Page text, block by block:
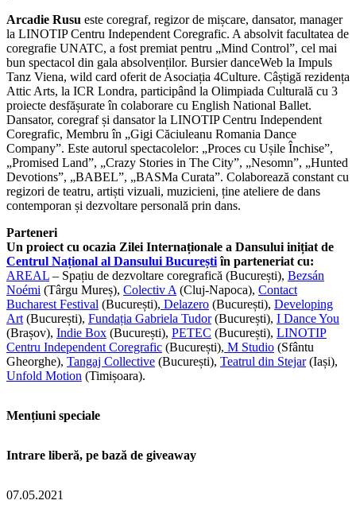
Arcadie Rusu este coregraf, regizor de mișcare, dansator, manager
la LINOTIP Centru Independent Coregrafic. A absolvit facultatea de
coregrafie UNATC, a fost premiat pentru „Mind Control”, cel mai
bun spectacol din gala absolvenților. Bursier danceWeb la Impuls
Tanz Viena, wild card oferit de Asociația 4Culture. Câștigă rezidența
Attic Arts, la ICR Londra, participând la Olimpiada Culturală cu 3
proiecte desfășurate în colaborare cu English National Ballet.
Dansator, coregraf și dansator la LINOTIP Centru Independent
Coregrafic, Membru în „Gigi Căciuleanu Romania Dance
Company”. Este autorul spectacolelor: „Proces cu Ușile Închise”,
„Promised Land”, „Crazy Stories in The City”, „Nesomn”, „Hunted
Devotions”, „BABEL”, „BASMa Curata”. Colaborează constant cu
regizori de teatru, artiști vizuali, muzicieni, ține ateliere de dans
contemporan și dezvoltare personală prin dans.
Parteneri
Un proiect cu ocazia Zilei Internaționale a Dansului inițiat de
Centrul Național al Dansului Bucureștiîn parteneriat cu:
AREAL – Spațiu de dezvoltare coregrafică (București), Bezsán
Noémi (Târgu Mureș), Colectiv A (Cluj-Napoca), Contact
Bucharest Festival (București), Delazero (București), Developing
Art (București), Fundația Gabriela Tudor(București), I Dance You
(Brașov), Indie Box (București), PETEC (București), LINOTIP
Centru Independent Coregrafic (București), M Studio (Sfântu
Gheorghe), Tangaj Collective (București), Teatrul din Stejar(Iași),
Unfold Motion (Timișoara).
Mențiuni speciale
Intrare liberă, pe bază de giveaway
07.05.2021